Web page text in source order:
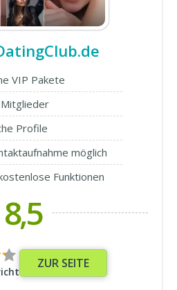
VIP Pakete
Profile
möglich
Funktionen
8,5
ZUR SEITE